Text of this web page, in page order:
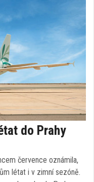
do Prahy
července oznámila,
létat i v zimní sezóně.